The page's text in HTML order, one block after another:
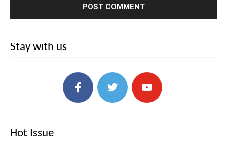
Stay with us
Hot Issue